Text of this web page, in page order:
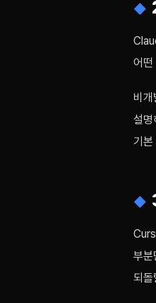
어
비
설명
기본
부분
되돌